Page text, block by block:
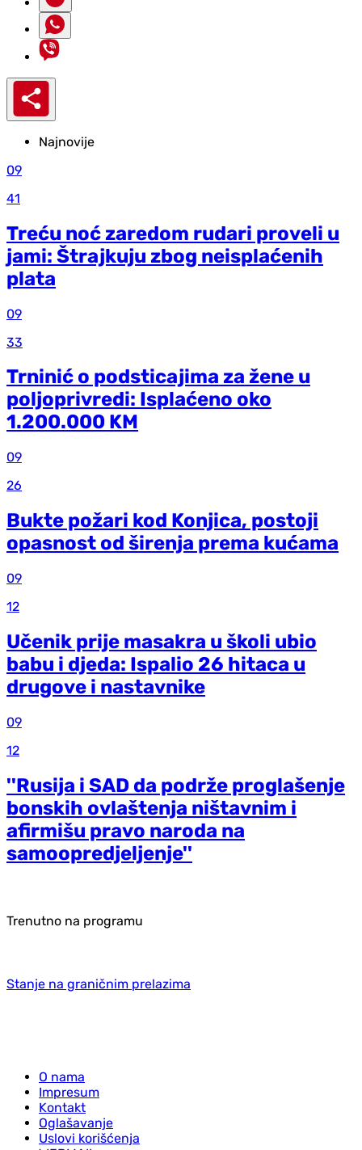
Najnovije
09
41
Treću noć zaredom rudari proveli u
jami: Štrajkuju zbog neisplaćenih
plata
09
33
Trninić o podsticajima za žene u
poljoprivredi: Isplaćeno oko
1.200.000 KM
09
26
Bukte požari kod Konjica, postoji
opasnost od širenja prema kućama
09
12
Učenik prije masakra u školi ubio
babu i djeda: Ispalio 26 hitaca u
drugove i nastavnike
09
12
''Rusija i SAD da podrže proglašenje
bonskih ovlaštenja ništavnim i
afirmišu pravo naroda na
samoopredjeljenje''
Trenutno na programu
Stanje na graničnim prelazima
O nama
Impresum
Kontakt
Oglašavanje
Uslovi korišćenja